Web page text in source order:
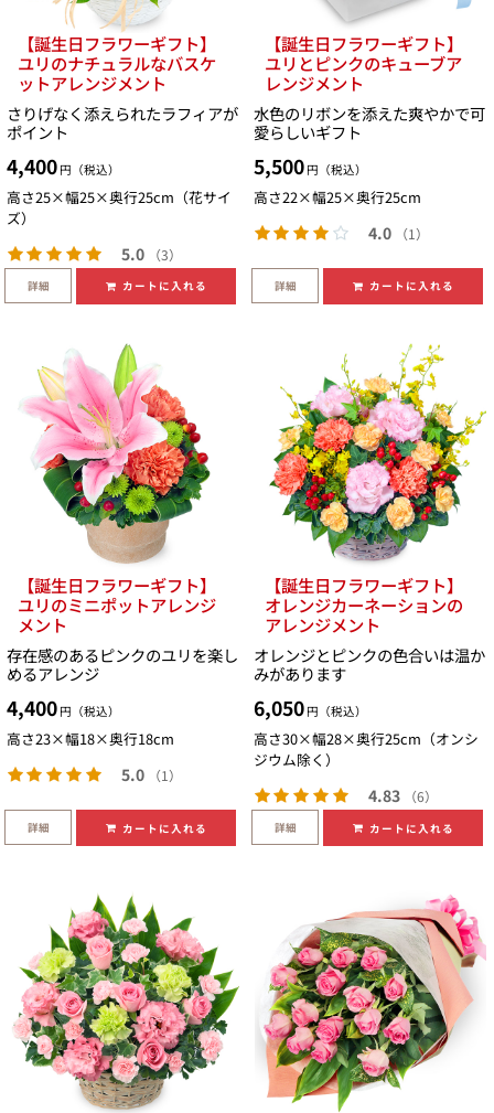
【誕生日フラワーギフト】
ユリのナチュラルなバスケ
ットアレンジメント
さりげなく添えられたラフィアが
ポイント
4,400 円（税込）
高さ25×幅25×奥行25cm（花サイ
ズ）
5.0 （3）
詳細 カートに入れる
【誕生日フラワーギフト】
ユリとピンクのキューブア
レンジメント
水色のリボンを添えた爽やかで可
愛らしいギフト
5,500 円（税込）
高さ22×幅25×奥行25cm
4.0 （1）
詳細 カートに入れる
【誕生日フラワーギフト】
ユリのミニポットアレンジ
メント
存在感のあるピンクのユリを楽し
めるアレンジ
4,400 円（税込）
高さ23×幅18×奥行18cm
5.0 （1）
詳細 カートに入れる
【誕生日フラワーギフト】
オレンジカーネーションの
アレンジメント
オレンジとピンクの色合いは温か
みがあります
6,050 円（税込）
高さ30×幅28×奥行25cm（オンシ
ジウム除く）
4.83 （6）
詳細 カートに入れる